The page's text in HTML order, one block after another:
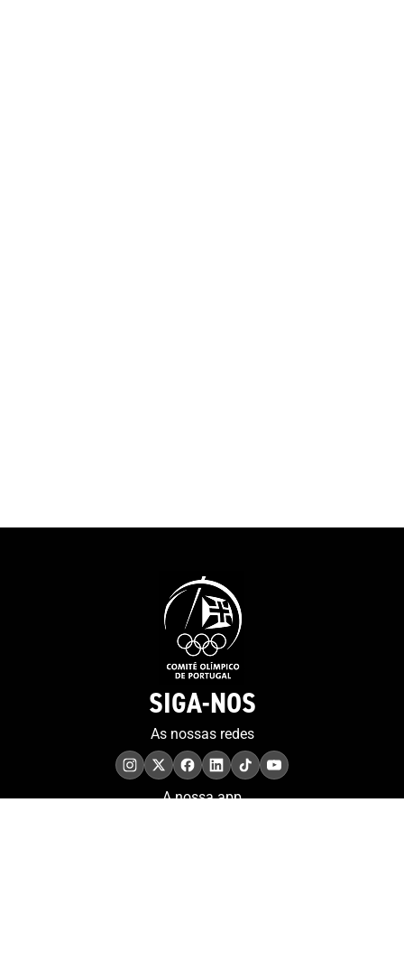
SIGA-NOS
As nossas redes
A nossa app